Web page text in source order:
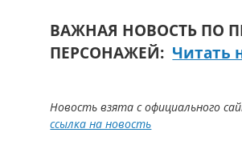
ВАЖНАЯ НОВОСТЬ ПО
ПЕРСОНАЖЕЙ: Читать
Новость взята с официального
ссылка на новость